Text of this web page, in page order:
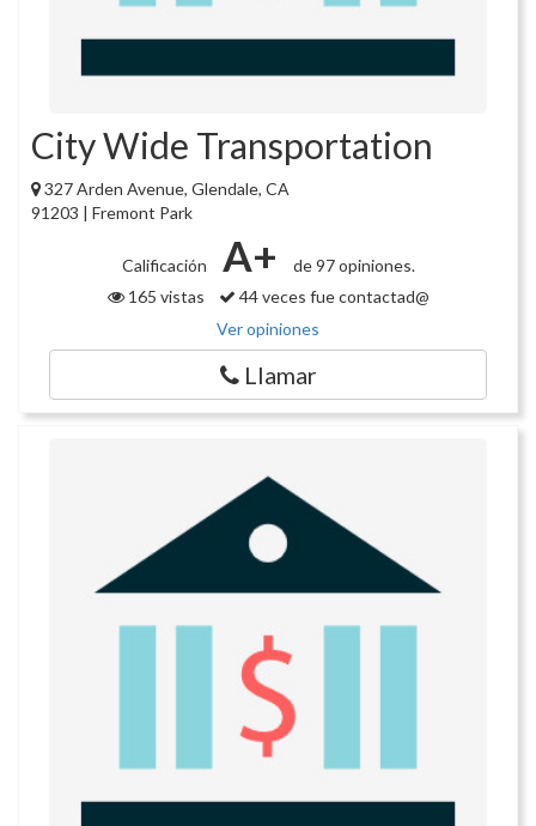
City Wide Transportation
327 Arden Avenue, Glendale, CA
91203 | Fremont Park
Calificación A+
de 97 opiniones.
165 vistas
44 veces fue contactad@
Ver opiniones
Llamar